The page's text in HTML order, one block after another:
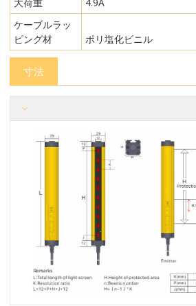
ケーブルラッ
ピング材
ポリ塩化ビニル
寸法